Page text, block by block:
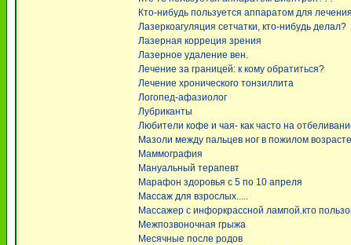
Кто-нибудь пользуется аппаратом для
Лазеркоагуляция сетчатки, кто-нибудь делал?
Лазерная корреция зрения
Лазерное удаление вен.
Лечение за границей: к кому обратиться?
Лечение хронического тонзиллита
Логопед-афазиолог
Лубриканты
Любители кофе и чая- как часто на
Мазоли между пальцев ног в пожилом возрасте
Маммография
Мануальный терапевт
Марафон здоровья с 5 по 10 апреля
Массаж для взрослых.....
Массажер с инфоркрассной лампой.кто
Межпозвоночная грыжа
Месячные после родов